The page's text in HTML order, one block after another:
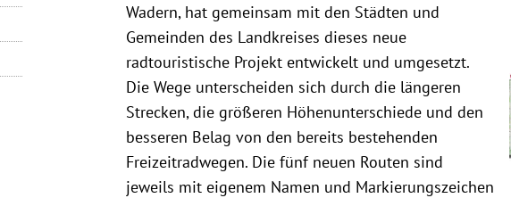
Wadern, hat gemeinsam mit den Städten und
Gemeinden des Landkreises dieses neue
radtouristische Projekt entwickelt und umgesetzt.
Die Wege unterscheiden sich durch die längeren
Strecken, die größeren Höhenunterschiede und den
besseren Belag von den bereits bestehenden
Freizeitradwegen. Die fünf neuen Routen sind
jeweils mit eigenem Namen und Markierungszeichen